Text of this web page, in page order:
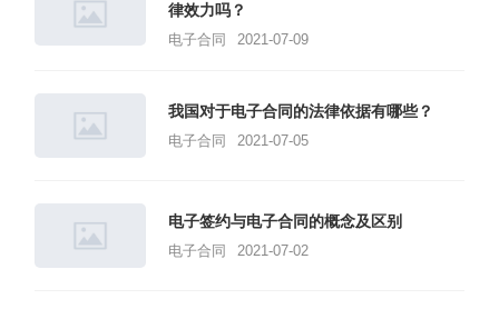
律效力吗？
电子合同 2021-07-09
我国对于电子合同的法律依据有哪些？
电子合同 2021-07-05
电子签约与电子合同的概念及区别
电子合同 2021-07-02